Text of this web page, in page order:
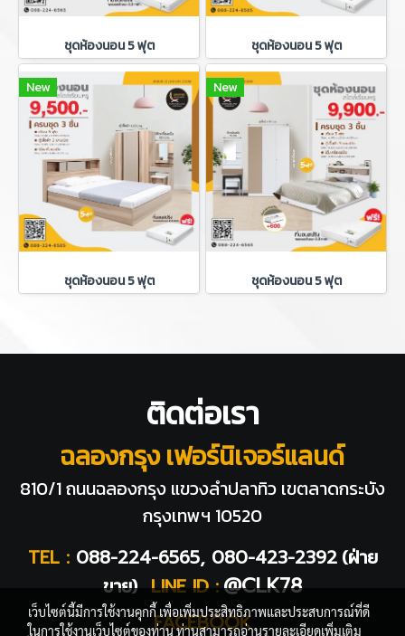
ชุดห้องนอน 5 ฟุต ชุดห้องนอน 5 ฟุต
New
ชุดห้องนอน 5 ฟุต
New
ชุดห้องนอน 5 ฟุต
ติดต่อเรา
ฉลองกรุง เฟอร์นิเจอร์แลนด์
810/1 ถนนฉลองกรุง แขวงลำปลาทิว เขตลาดกระบัง
กรุงเทพฯ 10520
TEL : 088-224-6565, 080-423-2392 (ฝ่าย
ขาย) LINE ID : @CLK78
FACEBOOK
เว็บไซต์นี้มีการใช้งานคุกกี้ เพื่อเพิ่มประสิทธิภาพและประสบการณ์ที่ดี
ในการใช้งานเว็บไซต์ของท่าน ท่านสามารถอ่านรายละเอียดเพิ่มเติม